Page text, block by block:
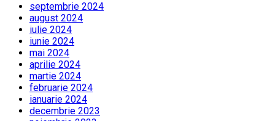
septembrie 2024
august 2024
iulie 2024
iunie 2024
mai 2024
aprilie 2024
martie 2024
februarie 2024
ianuarie 2024
decembrie 2023